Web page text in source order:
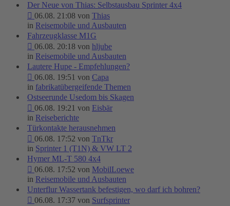
Der Neue von Thias: Selbstausbau Sprinter 4x4
06.08. 21:08 von Thias
in Reisemobile und Ausbauten
Fahrzeugklasse M1G
06.08. 20:18 von hljube
in Reisemobile und Ausbauten
Lautere Hupe - Empfehlungen?
06.08. 19:51 von Capa
in fabrikatübergeifende Themen
Ostseerunde Usedom bis Skagen
06.08. 19:21 von Eisbär
in Reiseberichte
Türkontakte herausnehmen
06.08. 17:52 von TnTkr
in Sprinter 1 (T1N) & VW LT 2
Hymer ML-T 580 4x4
06.08. 17:52 von MobilLoewe
in Reisemobile und Ausbauten
Unterflur Wassertank befestigen, wo darf ich bohren?
06.08. 17:37 von Surfsprinter